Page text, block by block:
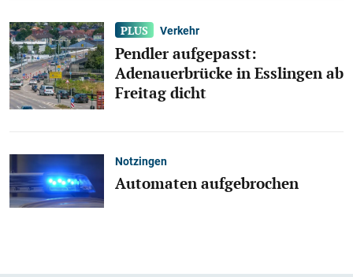
Verkehr
Pendler aufgepasst:
Adenauerbrücke in Esslingen ab
Freitag dicht
Notzingen
Automaten aufgebrochen